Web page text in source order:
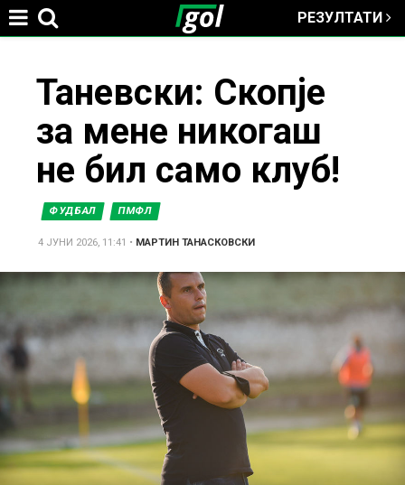
РЕЗУЛТАТИ
You
here
Таневски: Скопје
за мене никогаш
не бил само клуб!
ФУДБАЛ ПМФЛ
4 ЈУНИ 2026, 11:41 • МАРТИН ТАНАСКОВСКИ